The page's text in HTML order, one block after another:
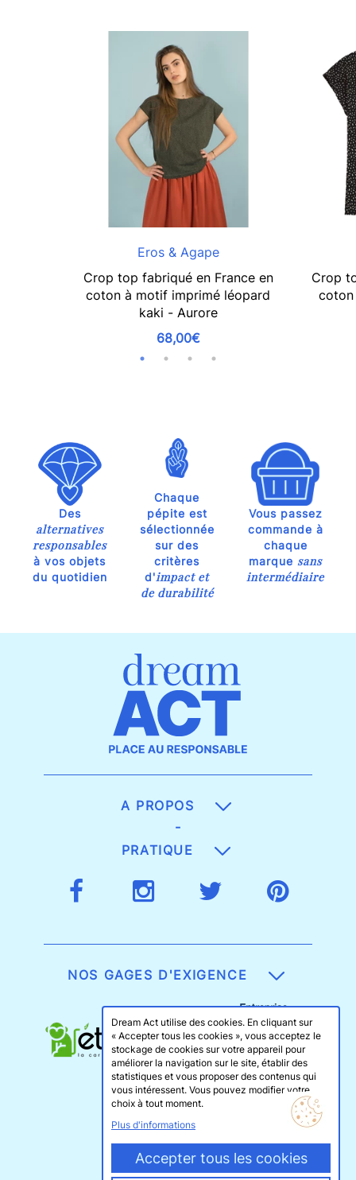
Eros & Agape
Crop top fabriqué en France en
coton à motif imprimé léopard
kaki - Aurore
68,00€
Crop
Des
alternatives
responsables
à vos objets
du quotidien
Chaque
pépite est
sélectionnée
sur des
critères
d'impact et
de durabilité
Vous passez
commande à
chaque
marque sans
intermédiaire
A PROPOS
-
PRATIQUE
NOS GAGES D'EXIGENCE
Dream Act utilise des cookies. En cliquant sur
« Accepter tous les cookies », vous acceptez le
stockage de cookies sur votre appareil pour
améliorer la navigation sur le site, établir des
statistiques et vous proposer des contenus qui
vous intéressent. Vous pouvez modifier votre
choix à tout moment.
Plus d'informations
Accepter tous les cookies